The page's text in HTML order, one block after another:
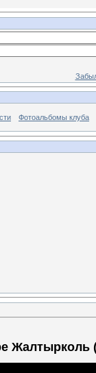
Фотоальбомы клуба
Жалтырколь